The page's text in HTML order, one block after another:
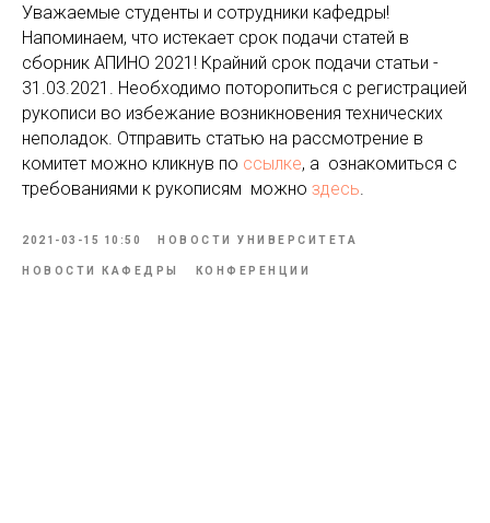
Уважаемые студенты и сотрудники кафедры!
Напоминаем, что истекает срок подачи статей в
сборник АПИНО 2021! Крайний срок подачи статьи -
31.03.2021. Необходимо поторопиться с регистрацией
рукописи во избежание возникновения технических
неполадок. Отправить статью на рассмотрение в
комитет можно кликнув по ссылке, а ознакомиться с
требованиями к рукописям можно здесь.
2021-03-15 10:50 НОВОСТИ УНИВЕРСИТЕТА
НОВОСТИ КАФЕДРЫ КОНФЕРЕНЦИИ